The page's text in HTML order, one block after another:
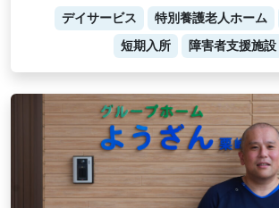
デイサービス 特別養護老人ホーム
短期入所
障害者支援施設